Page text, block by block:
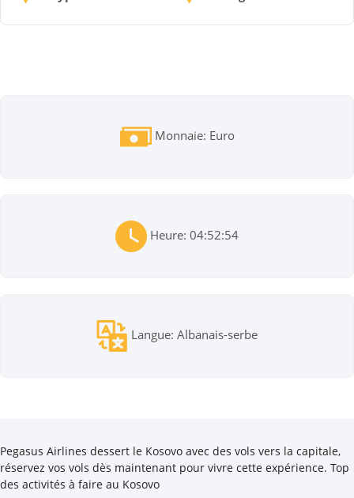
Monnaie: Euro
Heure: 04:52:54
Langue: Albanais-serbe
Pegasus Airlines dessert le Kosovo avec des vols vers la capitale,
réservez vos vols dès maintenant pour vivre cette expérience. Top
des activités à faire au Kosovo